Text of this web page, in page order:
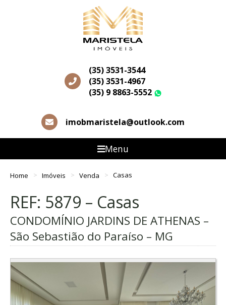
(35) 3531-3544
(35) 3531-4967
(35) 9 8863-5552
imobmaristela@outlook.com
Menu
Home Imóveis Venda Casas
REF: 5879 – Casas
CONDOMÍNIO JARDINS DE ATHENAS –
São Sebastião do Paraíso – MG